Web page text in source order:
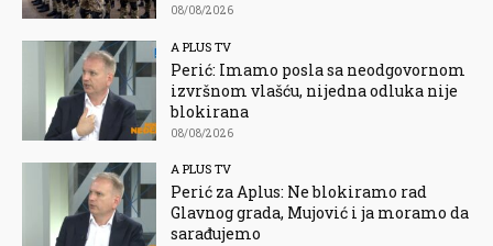
08/08/2026
A PLUS TV
Perić: Imamo posla sa neodgovornom
izvršnom vlašću, nijedna odluka nije
blokirana
08/08/2026
A PLUS TV
Perić za Aplus: Ne blokiramo rad
Glavnog grada, Mujović i ja moramo da
sarađujemo